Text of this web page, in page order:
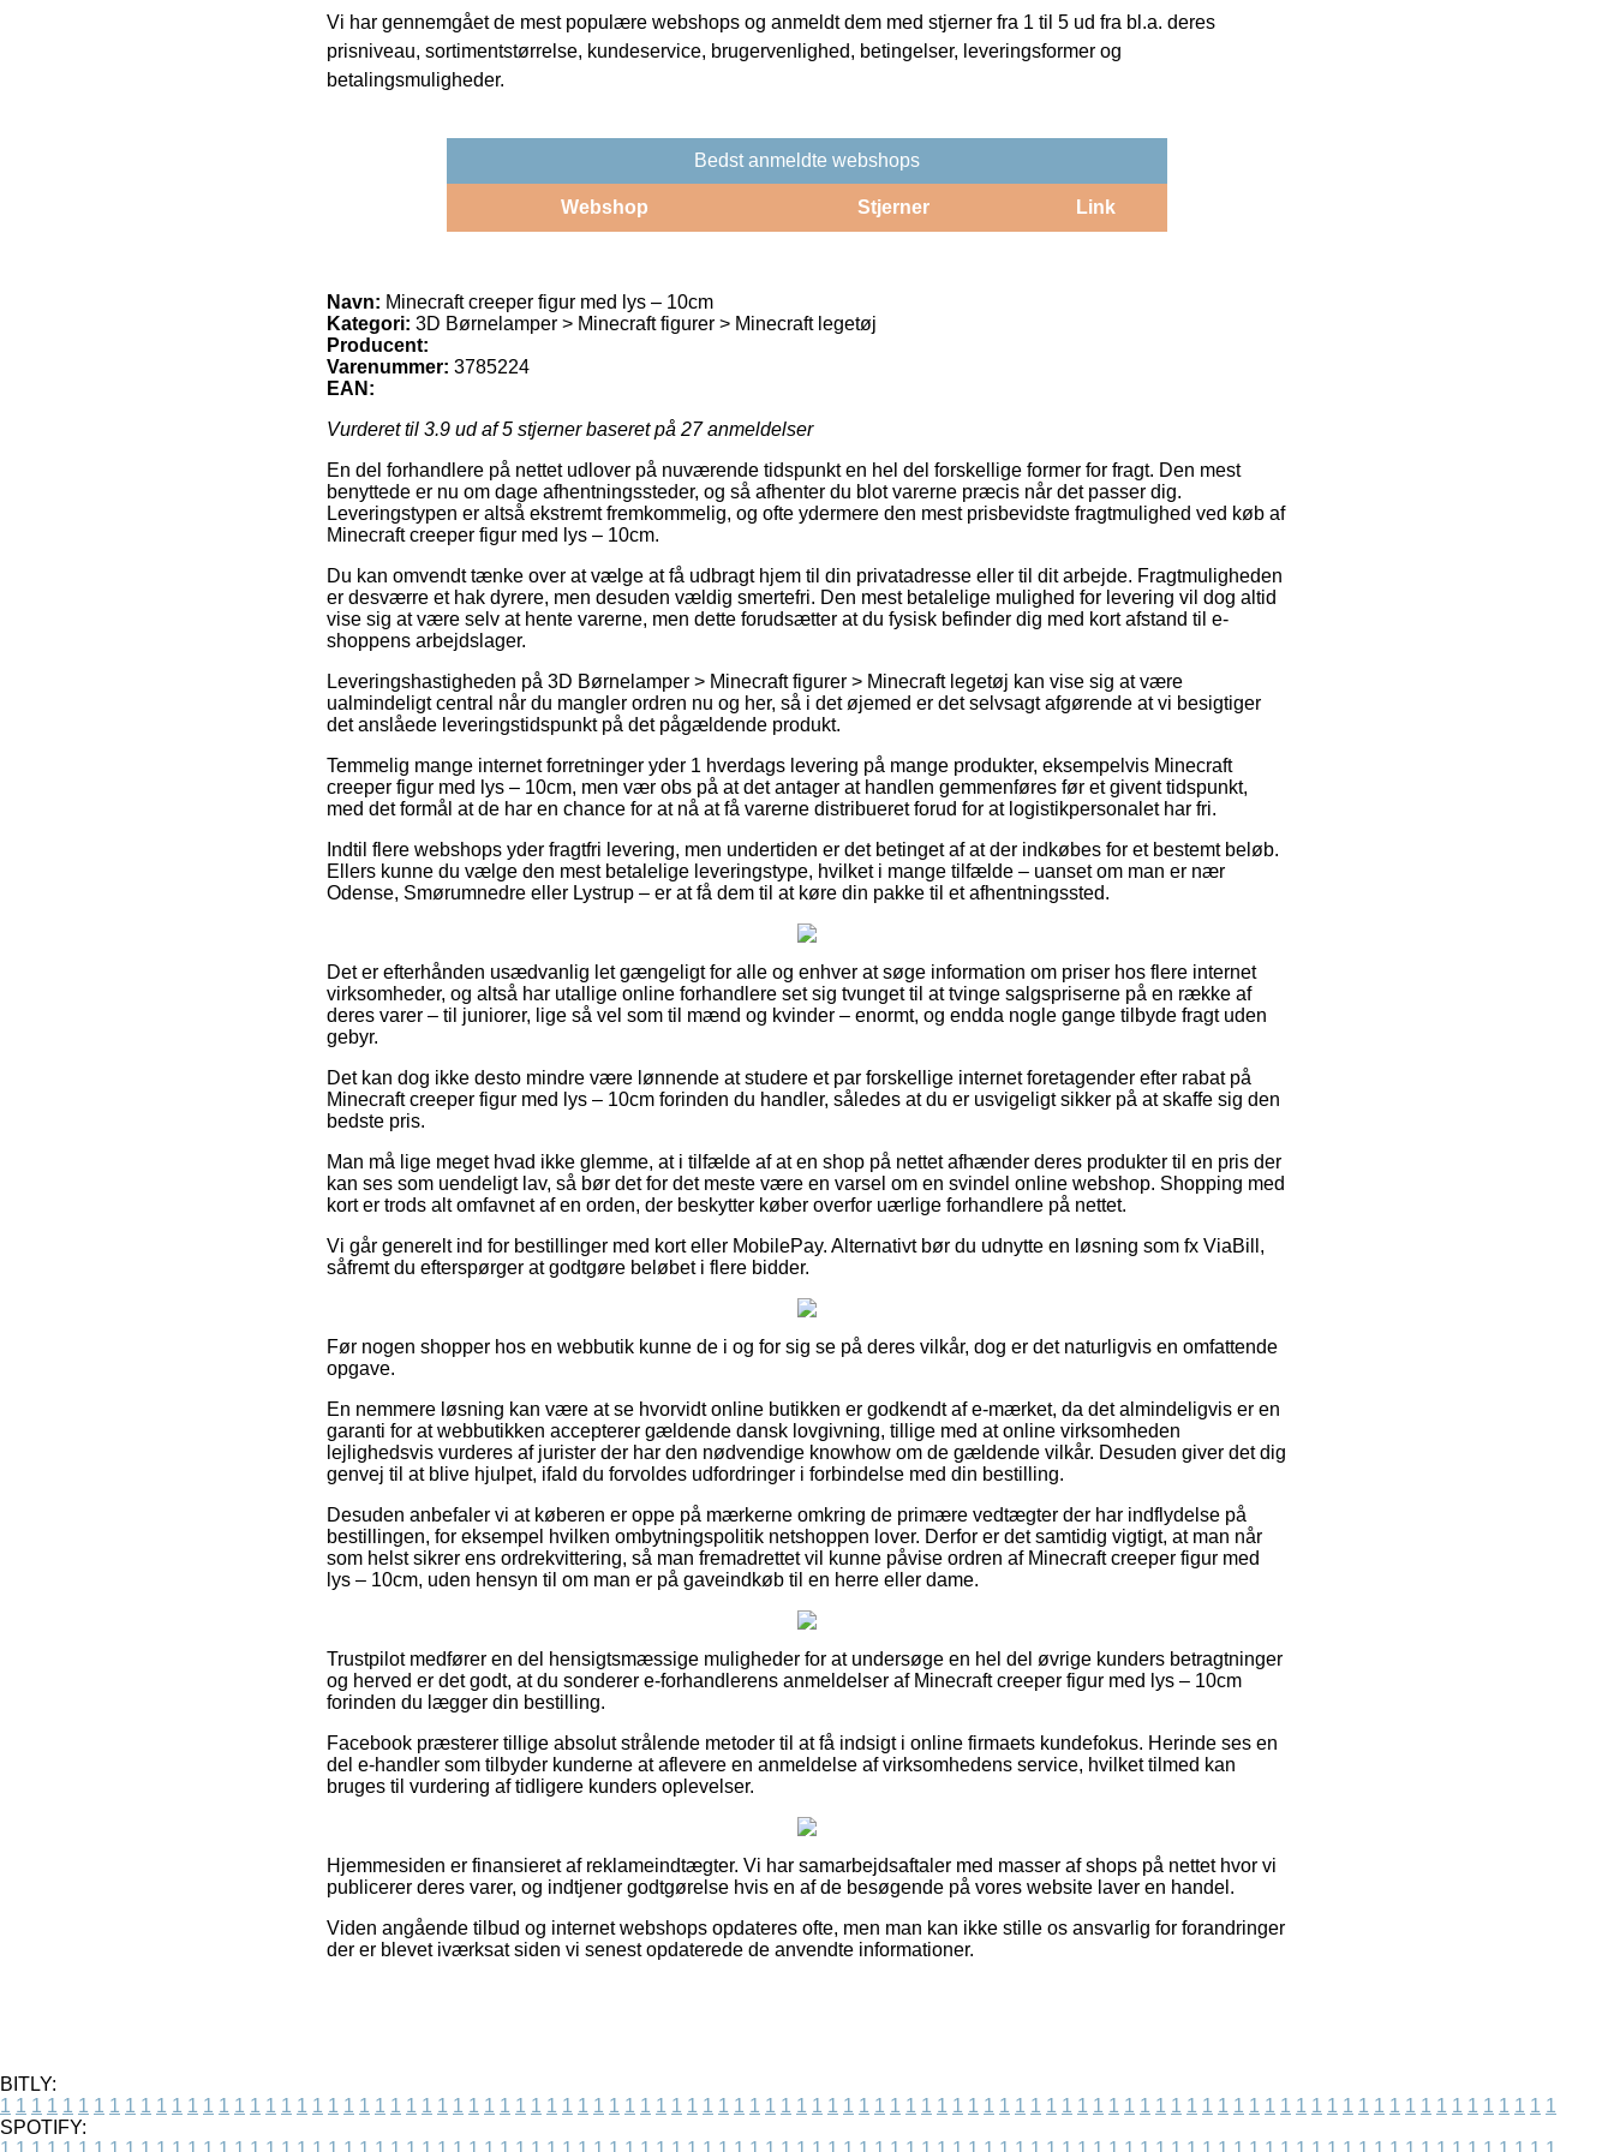
Vi har gennemgået de mest populære webshops og anmeldt dem med stjerner fra 1 til 5 ud fra bl.a. deres
prisniveau, sortimentstørrelse, kundeservice, brugervenlighed, betingelser, leveringsformer og
betalingsmuligheder.
Bedst anmeldte webshops
Webshop Stjerner Link
Navn: Minecraft creeper figur med lys – 10cm
Kategori: 3D Børnelamper > Minecraft figurer > Minecraft legetøj
Producent:
Varenummer: 3785224
EAN:
Vurderet til 3.9 ud af 5 stjerner baseret på 27anmeldelser
En del forhandlere på nettet udlover på nuværende tidspunkt en hel del forskellige former for fragt. Den mest
benyttede er nu om dage afhentningssteder, og så afhenter du blot varerne præcis når det passer dig.
Leveringstypen er altså ekstremt fremkommelig, og ofte ydermere den mest prisbevidste fragtmulighed ved køb af
Minecraft creeper figur med lys – 10cm.
Du kan omvendt tænke over at vælge at få udbragt hjem til din privatadresse eller til dit arbejde. Fragtmuligheden
er desværre et hak dyrere, men desuden vældig smertefri. Den mest betalelige mulighed for levering vil dog altid
vise sig at være selv at hente varerne, men dette forudsætter at du fysisk befinder dig med kort afstand til e-
shoppens arbejdslager.
Leveringshastigheden på 3D Børnelamper > Minecraft figurer > Minecraft legetøj kan vise sig at være
ualmindeligt central når du mangler ordren nu og her, så i det øjemed er det selvsagt afgørende at vi besigtiger
det anslåede leveringstidspunkt på det pågældende produkt.
Temmelig mange internet forretninger yder 1 hverdags levering på mange produkter, eksempelvis Minecraft
creeper figur med lys – 10cm, men vær obs på at det antager at handlen gemmenføres før et givent tidspunkt,
med det formål at de har en chance for at nå at få varerne distribueret forud for at logistikpersonalet har fri.
Indtil flere webshops yder fragtfri levering, men undertiden er det betinget af at der indkøbes for et bestemt beløb.
Ellers kunne du vælge den mest betalelige leveringstype, hvilket i mange tilfælde – uanset om man er nær
Odense, Smørumnedre eller Lystrup – er at få dem til at køre din pakke til et afhentningssted.
Det er efterhånden usædvanlig let gængeligt for alle og enhver at søge information om priser hos flere internet
virksomheder, og altså har utallige online forhandlere set sig tvunget til at tvinge salgspriserne på en række af
deres varer – til juniorer, lige så vel som til mænd og kvinder – enormt, og endda nogle gange tilbyde fragt uden
gebyr.
Det kan dog ikke desto mindre være lønnende at studere et par forskellige internet foretagender efter rabat på
Minecraft creeper figur med lys – 10cm forinden du handler, således at du er usvigeligt sikker på at skaffe sig den
bedste pris.
Man må lige meget hvad ikke glemme, at i tilfælde af at en shop på nettet afhænder deres produkter til en pris der
kan ses som uendeligt lav, så bør det for det meste være en varsel om en svindel online webshop. Shopping med
kort er trods alt omfavnet af en orden, der beskytter køber overfor uærlige forhandlere på nettet.
Vi går generelt ind for bestillinger med kort eller MobilePay. Alternativt bør du udnytte en løsning som fx ViaBill,
såfremt du efterspørger at godtgøre beløbet i flere bidder.
Før nogen shopper hos en webbutik kunne de i og for sig se på deres vilkår, dog er det naturligvis en omfattende
opgave.
En nemmere løsning kan være at se hvorvidt online butikken er godkendt af e-mærket, da det almindeligvis er en
garanti for at webbutikken accepterer gældende dansk lovgivning, tillige med at online virksomheden
lejlighedsvis vurderes af jurister der har den nødvendige knowhow om de gældende vilkår. Desuden giver det dig
genvej til at blive hjulpet, ifald du forvoldes udfordringer i forbindelse med din bestilling.
Desuden anbefaler vi at køberen er oppe på mærkerne omkring de primære vedtægter der har indflydelse på
bestillingen, for eksempel hvilken ombytningspolitik netshoppen lover. Derfor er det samtidig vigtigt, at man når
som helst sikrer ens ordrekvittering, så man fremadrettet vil kunne påvise ordren af Minecraft creeper figur med
lys – 10cm, uden hensyn til om man er på gaveindkøb til en herre eller dame.
Trustpilot medfører en del hensigtsmæssige muligheder for at undersøge en hel del øvrige kunders betragtninger
og herved er det godt, at du sonderer e-forhandlerens anmeldelser af Minecraft creeper figur med lys – 10cm
forinden du lægger din bestilling.
Facebook præsterer tillige absolut strålende metoder til at få indsigt i online firmaets kundefokus. Herinde ses en
del e-handler som tilbyder kunderne at aflevere en anmeldelse af virksomhedens service, hvilket tilmed kan
bruges til vurdering af tidligere kunders oplevelser.
Hjemmesiden er finansieret af reklameindtægter. Vi har samarbejdsaftaler med masser af shops på nettet hvor vi
publicerer deres varer, og indtjener godtgørelse hvis en af de besøgende på vores website laver en handel.
Viden angående tilbud og internet webshops opdateres ofte, men man kan ikke stille os ansvarlig for forandringer
der er blevet iværksat siden vi senest opdaterede de anvendte informationer.
BITLY:
1 1 1 1 1 1 1 1 1 1 1 1 1 1 1 1 1 1 1 1 1 1 1 1 1 1 1 1 1 1 1 1 1 1 1 1 1 1 1 1 1 1 1 1 1 1 1 1 1 1 1 1 1 1 1 1 1 1 1 1 1 1 1 1 1 1 1 1 1 1 1 1 1 1 1 1 1 1 1 1 1 1 1 1 1 1 1 1 1 1 1 1 1 1 1 1 1 1 1 1
SPOTIFY: